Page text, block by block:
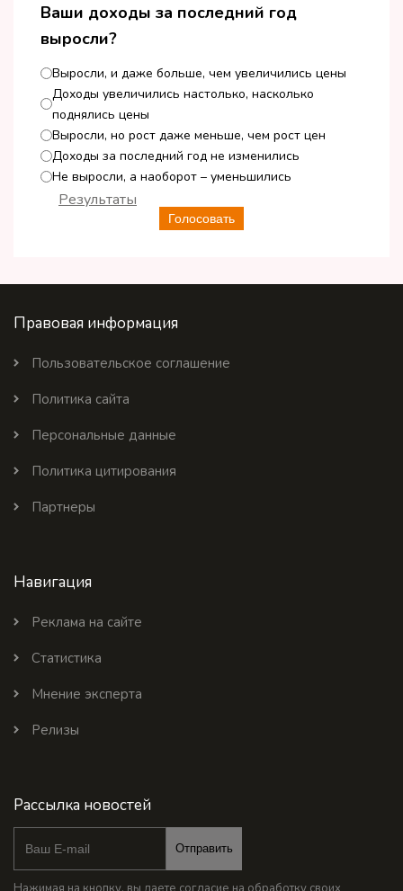
Ваши доходы за последний год
выросли?
Выросли, и даже больше, чем увеличились цены
Доходы увеличились настолько, насколько
поднялись цены
Выросли, но рост даже меньше, чем рост цен
Доходы за последний год не изменились
Не выросли, а наоборот – уменьшились
Голосовать
Результаты
Правовая информация
Пользовательское соглашение
Политика сайта
Персональные данные
Политика цитирования
Партнеры
Навигация
Реклама на сайте
Статистика
Мнение эксперта
Релизы
Рассылка новостей
Отправить